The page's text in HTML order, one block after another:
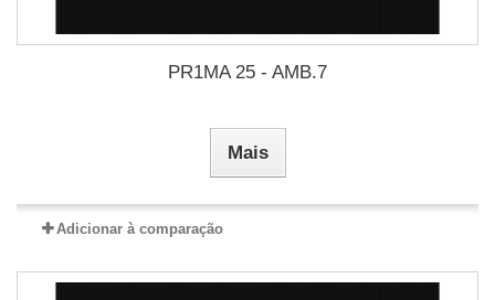
PR1MA 25 - AMB.7
Mais
Adicionar à comparação